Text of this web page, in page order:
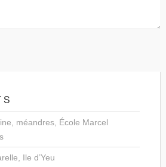
S
méandres, École Marcel
Ile d’Yeu